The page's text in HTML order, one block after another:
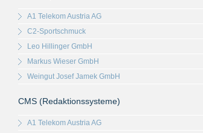
A1 Telekom Austria AG
C2-Sportschmuck
Leo Hillinger GmbH
Markus Wieser GmbH
Weingut Josef Jamek GmbH
CMS (Redaktionssysteme)
A1 Telekom Austria AG